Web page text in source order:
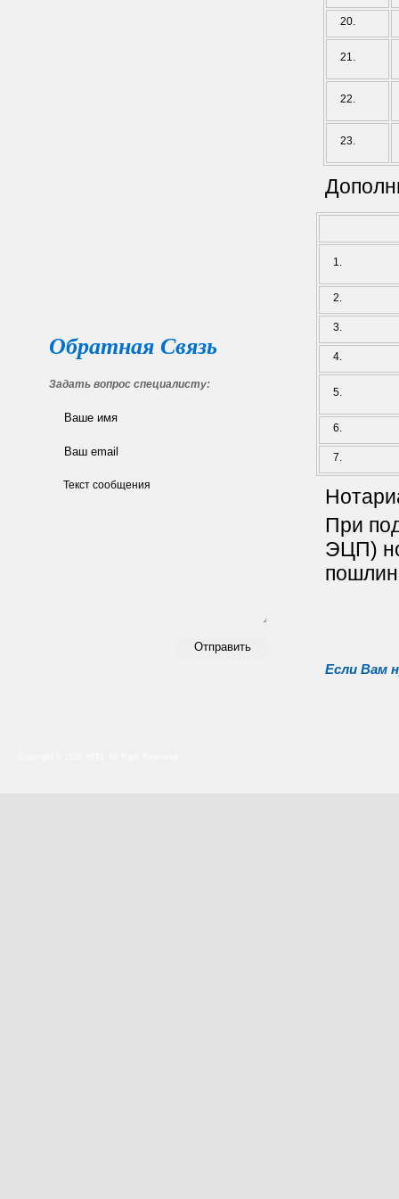
20.
21.
22.
23.
1.
2.
3.
4.
5.
6.
7.
При
ЭЦП)
Обратная Связь
Задать вопрос специалисту:
Если Вам